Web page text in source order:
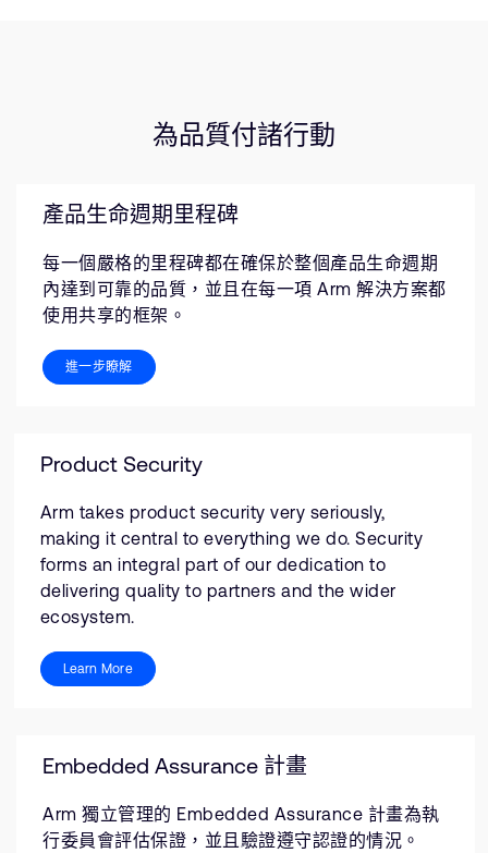
為品質付諸行動
產品生命週期里程碑
每一個嚴格的里程碑都在確保於整個產品生命週期
內達到可靠的品質，並且在每一項 Arm 解決方案都
使用共享的框架。
進一步瞭解
Product Security
Arm takes product security very seriously,
making it central to everything we do. Security
forms an integral part of our dedication to
delivering quality to partners and the wider
ecosystem.
Learn More
Embedded Assurance 計畫
Arm 獨立管理的 Embedded Assurance 計畫為執
行委員會評估保證，並且驗證遵守認證的情況。